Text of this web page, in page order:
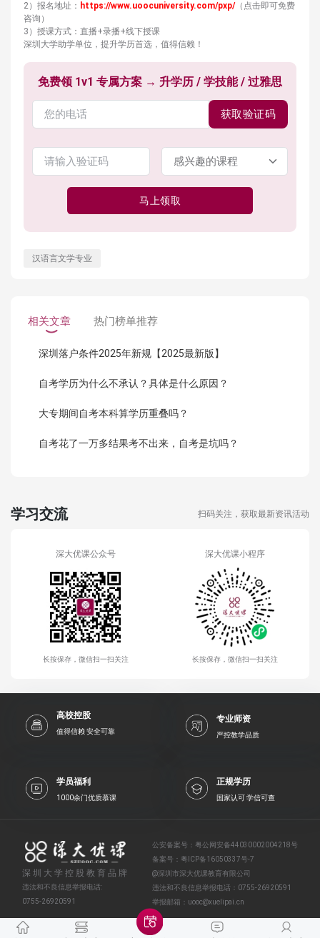
2）报名地址： https://www.uoocuniversity.com/pxp/（点击即可免费
咨询）
3）授课方式：直播+录播+线下授课
深圳大学助学单位，提升学历首选，值得信赖！
免费领 1v1 专属方案 → 升学历 / 学技能 / 过雅思
获取验证码
马上领取
汉语言文学专业
相关文章 热门榜单推荐
深圳落户条件2025年新规【2025最新版】
自考学历为什么不承认？具体是什么原因？
大专期间自考本科算学历重叠吗？
自考花了一万多结果考不出来，自考是坑吗？
学习交流 扫码关注，获取最新资讯活动
深大优课公众号
长按保存，微信扫一扫关注
深大优课小程序
长按保存，微信扫一扫关注
高校控股
值得信赖 安全可靠
专业师资
严控教学品质
学员福利
1000余门优质慕课
正规学历
国家认可 学信可查
深圳大学控股教育品牌
违法和不良信息举报电话:
0755-26920591
公安备案号： 粤公网安备44030002004218号
备案号： 粤ICP备16050337号-7
@深圳市深大优课教育有限公司
违法和不良信息举报电话： 0755-26920591
举报邮箱： uooc@xuelipai.cn